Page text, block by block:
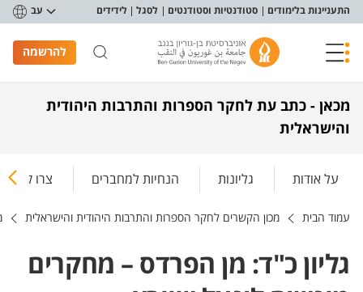
תפריט נגישות
התעניינות בלימודים סטודנטיות וסטודנטים לסגל לידידים עב
להרשמה
מכאן - כתב עת לחקר הספרות והתרבות היהודית
והישראלית
על אודות גליונות הנחיות למחברים צרו קשר
עמוד הבית מכון הקשרים לחקר הספרות והתרבות היהודית והישראלית
גליון כ"ד: מן הפרדס – מחקרים